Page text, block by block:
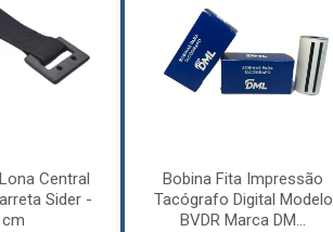
Central
Sider -
Bobina Fita Impressão
Tacógrafo Digital Modelo
BVDR Marca DM...